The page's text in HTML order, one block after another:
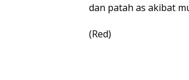
dan patah as akibat
(Red)